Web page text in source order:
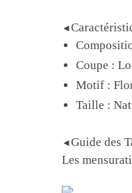
◄
Coupe :
Motif :
Taille :
◄Guide des
Les